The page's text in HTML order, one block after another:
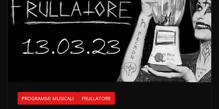
PROGRAMMI MUSICALI FRULLATORE